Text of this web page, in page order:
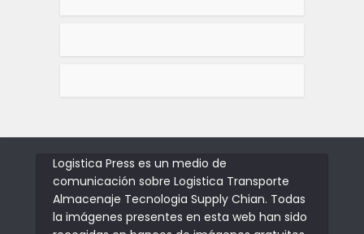
Logistica Press es un medio de
comunicación sobre Logistica Transporte
Almacenaje Tecnologia Supply Chian. Todas
la imágenes presentes en esta web han sido